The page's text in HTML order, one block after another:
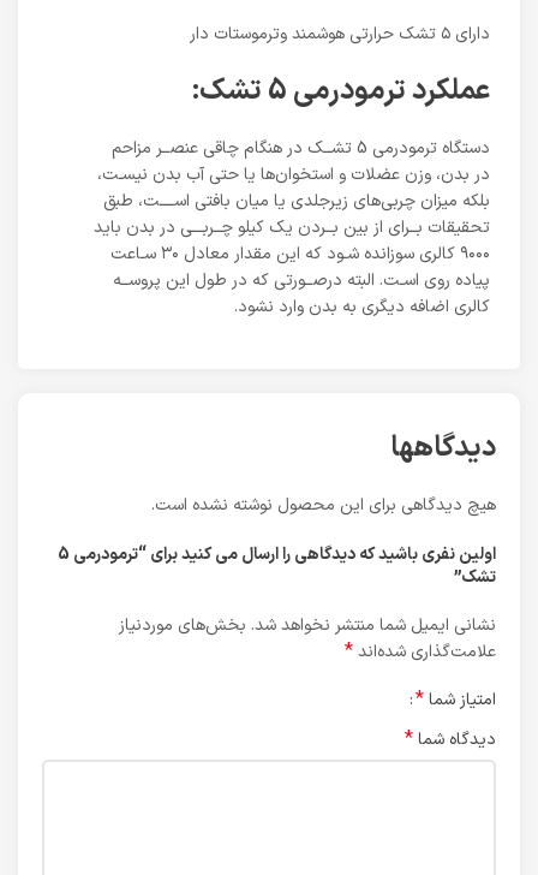
داراي ٥ تشك حرارتي هوشمند وترموستات دار
عملکرد ترمودرمی 5 تشک:
دستگاه ترمودرمی 5 تشــک در هنگام چاقی عنصــر مزاحم
در بدن، وزن عضلات و استخوان‌ها یا حتی آب بدن نیسـت،
بلکه میزان چربی‌های زیرجلدی یا میان بافتی اســــت، طبق
تحقیقات بــرای از بین بــردن یک کیلو چــربـــی در بدن باید
٩٠٠٠ کالری سوزانده شـود که این مقدار معادل ٣٠ سـاعت
پیاده روی اسـت. البته درصــورتی که در طول این پروســه
کالری اضافه دیگری به بدن وارد نشود.
دیدگاهها
هیچ دیدگاهی برای این محصول نوشته نشده است.
اولین نفری باشید که دیدگاهی را ارسال می کنید برای “ترمودرمی 5
تشک”
نشانی ایمیل شما منتشر نخواهد شد. بخش‌های موردنیاز
علامت‌گذاری شده‌اند*
امتیاز شما*
دیدگاه شما*